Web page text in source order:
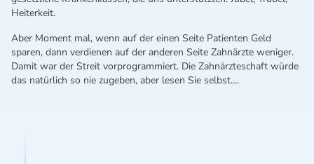
Heiterkeit.
Aber Moment mal, wenn auf der einen Seite Patienten Geld
sparen, dann verdienen auf der anderen Seite Zahnärzte weniger.
Damit war der Streit vorprogrammiert. Die Zahnärzteschaft würde
das natürlich so nie zugeben, aber lesen Sie selbst....